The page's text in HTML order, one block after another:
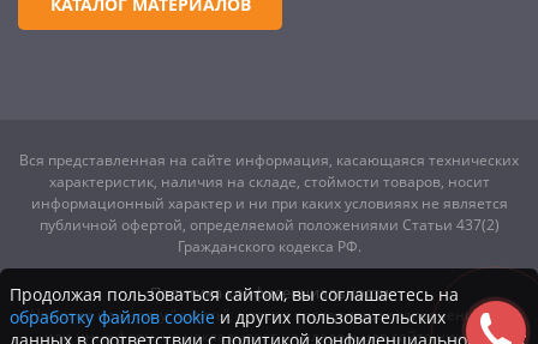
Вся представленная на сайте информация, касающаяся технических
характеристик, наличия на складе, стоймости товаров, носит
информационный характер и ни при каких условияях не является
публичной офертой, определяемой положениями Статьи 437(2)
Гражданского кодекса РФ.
Политика конфиденциальности
Нажатие на кнопку "купить", а также последующее заполнение тех
или иных форм, не накладывает на владельцев сайта никаких
Продолжая пользоваться сайтом, вы соглашаетесь на
обработку файлов cookie и других пользовательских